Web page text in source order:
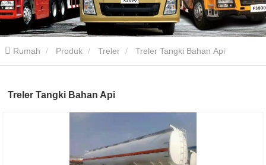
Rumah Produk Treler Treler Tangki Bahan Api
Treler Tangki Bahan Api